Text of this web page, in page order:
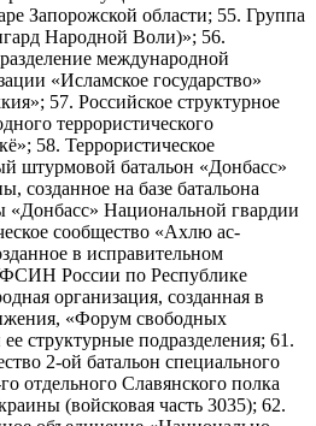
Запорожской области; 55. Группа
Народной Воли)»; 56.
международной
«Исламское государство»
57. Российское структурное
террористического
58. Террористическое
штурмовой батальон «Донбасс»
созданное на базе батальона
«Донбасс» Национальной гвардии
сообщество «Ахлю ас-
в исправительном
России по Республике
организация, созданная в
«Форум свободных
структурные подразделения; 61.
2-ой батальон специального
отдельного Славянского полка
(войсковая часть 3035); 62.